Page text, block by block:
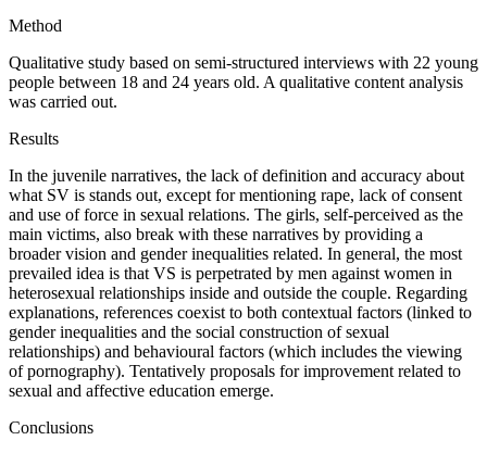
Method
Qualitative study based on semi-structured interviews with 22 young
people between 18 and 24 years old. A qualitative content analysis
was carried out.
Results
In the juvenile narratives, the lack of definition and accuracy about
what SV is stands out, except for mentioning rape, lack of consent
and use of force in sexual relations. The girls, self-perceived as the
main victims, also break with these narratives by providing a
broader vision and gender inequalities related. In general, the most
prevailed idea is that VS is perpetrated by men against women in
heterosexual relationships inside and outside the couple. Regarding
explanations, references coexist to both contextual factors (linked to
gender inequalities and the social construction of sexual
relationships) and behavioural factors (which includes the viewing
of pornography). Tentatively proposals for improvement related to
sexual and affective education emerge.
Conclusions